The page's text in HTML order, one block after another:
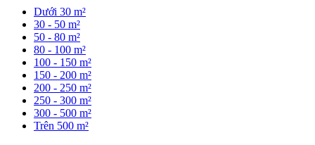
Dưới 30 m²
30 - 50 m²
50 - 80 m²
80 - 100 m²
100 - 150 m²
150 - 200 m²
200 - 250 m²
250 - 300 m²
300 - 500 m²
Trên 500 m²